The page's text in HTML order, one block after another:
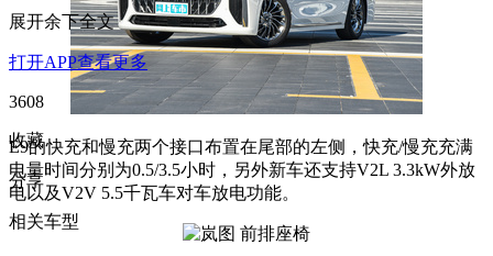
E9的快充和慢充两个接口布置在尾部的左侧，快充/慢充充满
电量时间分别为0.5/3.5小时，另外新车还支持V2L 3.3kW外放
电以及V2V 5.5千瓦车对车放电功能。
展开余下全文
打开APP查看更多
3608
收藏
分享
相关车型